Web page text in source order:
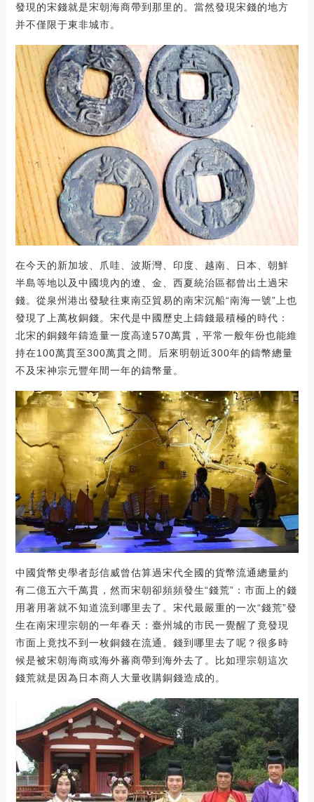
發現的宋錢就是宋朝海商帶到那里的。當然發現宋錢的地方
并不僅限于東非城市。
在今天的新加坡、爪哇、波斯灣、印度、越南、日本、朝鮮
半島等地以及中國境內的遼、金、西夏統治區都曾出土過宋
錢。從泉州港出發駛往東南亞貿易的南宋沉船“南海一號”上也
發現了上萬枚銅錢。宋代是中國歷史上鑄錢最積極的時代：
北宋的銅錢年鑄造量一度高達570萬貫，平常一般年份也能維
持在100萬貫至300萬貫之間。后來明朝近300年的鑄幣總量
不及宋神宗元豐年間一年的鑄幣量。
中國貨幣史學者彭信威曾估算過宋代全國的貨幣流通總量約
有二億五六千萬貫，然而宋朝卻頻頻發生“錢荒”：市面上的錢
用著用著就不知道流到哪里去了。宋代最嚴重的一次“錢荒”發
生在南宋理宗朝的一年春天：臺州城的市民一覺醒了竟發現
市面上竟找不到一枚銅錢在流通。錢到哪里去了呢？很多時
候是被宋朝海商或海外蕃商帶到海外去了。比如理宗朝這次
錢荒就是因為日本商人大量收購銅錢造成的。